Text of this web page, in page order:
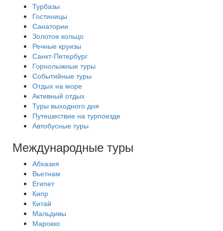
Турбазы
Гостиницы
Санатории
Золотое кольцо
Речные круизы
Санкт-Петербург
Горнолыжные туры
Событийные туры
Отдых на море
Активный отдых
Туры выходного дня
Путешествие на турпоезде
Автобусные туры
Международные туры
Абхазия
Вьетнам
Египет
Кипр
Китай
Мальдивы
Марокко